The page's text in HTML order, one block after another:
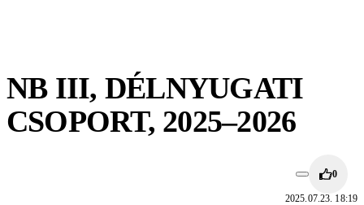
NB III, DÉLNYUGATI
CSOPORT, 2025–2026
0
2025.07.23. 18:19